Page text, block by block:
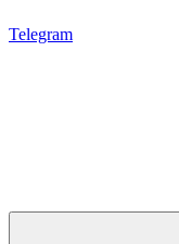
Telegram